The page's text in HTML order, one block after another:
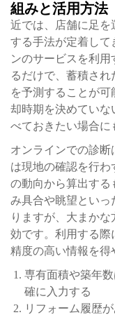
組みと活用方法
近では、店舗に足を
する手法が定着して
ンのサービスを利
るだけで、蓄積さ
を予測することが
却時期を決めていな
べておきたい場合に
オンラインでの診
は現地の確認を行
の動向から算出する
み具合や眺望といっ
りますが、大まか
効です。利用する際
精度の高い情報を得
専有面積や築年
確に入力する
リフォーム履歴